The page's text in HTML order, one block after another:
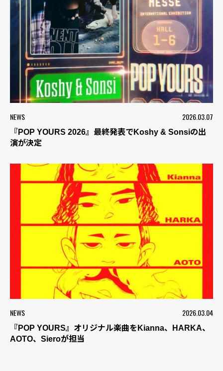
NEWS 2026.03.07
『POP YOURS 2026』最終発表でKoshy & Sonsiの出
演が決定
NEWS 2026.03.04
『POP YOURS』オリジナル楽曲をKianna、HARKA、
AOTO、Sieroが担当